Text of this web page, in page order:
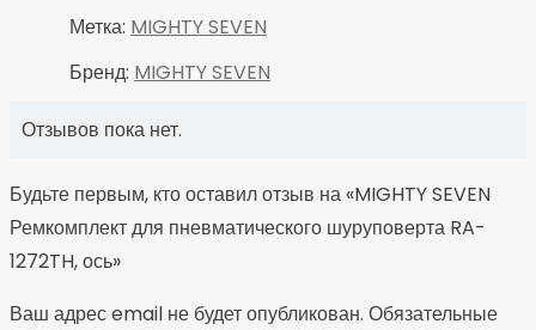
Метка: MIGHTY SEVEN
Бренд: MIGHTY SEVEN
Отзывов пока нет.
Будьте первым, кто оставил отзыв на «MIGHTY SEVEN
Ремкомплект для пневматического шуруповерта RA-
1272TH, ось»
Ваш адрес email не будет опубликован. Обязательные